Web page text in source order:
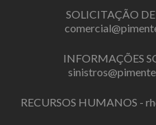
SOLICITAÇÃO
INFORMAÇÕES
RECURSOS HUMANOS -